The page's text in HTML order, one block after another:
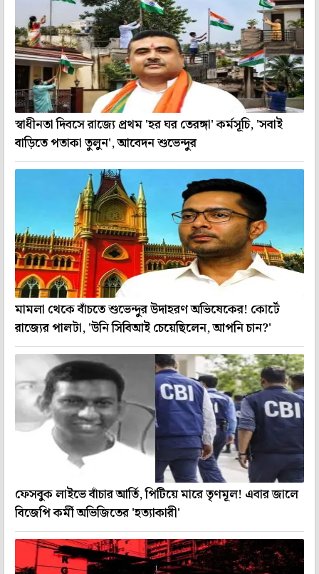
স্বাধীনতা দিবসে রাজ্যে প্রথম 'হর ঘর তেরঙ্গা' কর্মসূচি, 'সবাই
বাড়িতে পতাকা তুলুন', আবেদন শুভেন্দুর
মামলা থেকে বাঁচতে শুভেন্দুর উদাহরণ অভিষেকের! কোর্টে
রাজ্যের পালটা, 'উনি সিবিআই চেয়েছিলেন, আপনি চান?'
ফেসবুক লাইভে বাঁচার আর্তি, পিটিয়ে মারে তৃণমূল! এবার জালে
বিজেপি কর্মী অভিজিতের 'হত্যাকারী'